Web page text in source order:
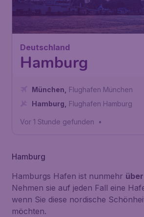
Deutschland
Hamburg
München
Flughafen München
Hamburg
Flughafen Hamburg
Vor 1 Stunde gefunden •
Hamburg
Hamburgs Hafen ist nunmehr
Nehmen sie auf jeden Fall eine
wenn Sie diese nordische
möchten.